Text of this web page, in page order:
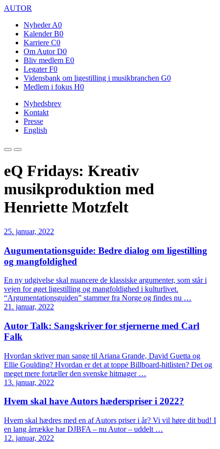
AUTOR
Nyheder A0
Kalender B0
Karriere C0
Om Autor D0
Bliv medlem E0
Legater F0
Vidensbank om ligestilling i musikbranchen G0
Medlem i fokus H0
Nyhedsbrev
Kontakt
Presse
English
eQ Fridays: Kreativ
musikproduktion med
Henriette Motzfelt
25. januar, 2022
Augumentationsguide: Bedre dialog om ligestilling
og mangfoldighed
En ny udgivelse skal nuancere de klassiske argumenter, som står i
vejen for øget ligestilling og mangfoldighed i kulturlivet.
“Argumentationsguiden” stammer fra Norge og findes nu …
21. januar, 2022
Autor Talk: Sangskriver for stjernerne med Carl
Falk
Hvordan skriver man sange til Ariana Grande, David Guetta og
Ellie Goulding? Hvordan er det at toppe Billboard-hitlisten? Det og
meget mere fortæller den svenske hitmager …
13. januar, 2022
Hvem skal have Autors hæderspriser i 2022?
Hvem skal hædres med en af Autors priser i år? Vi vil høre dit bud! I
en lang årrække har DJBFA – nu Autor – uddelt …
12. januar, 2022